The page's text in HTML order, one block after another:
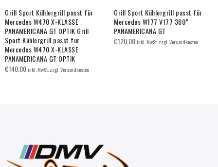
Grill Sport Kühlergrill passt für
Mercedes W470 X-KLASSE
PANAMERICANA GT OPTIK Grill
Sport Kühlergrill passt für
Mercedes W470 X-KLASSE
PANAMERICANA GT OPTIK
€140.00inkl. MwSt. zzgl. Versandkosten
Grill Sport Kühlergrill passt für
Mercedes W177 V177 360°
PANAMERICANA GT
€120.00inkl. MwSt. zzgl. Versandkosten